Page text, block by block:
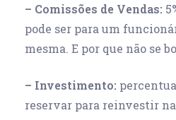
– Comissões de Vendas:
pode ser para um
mesma. E por que não se
– Investimento:
reservar para reinvestir na